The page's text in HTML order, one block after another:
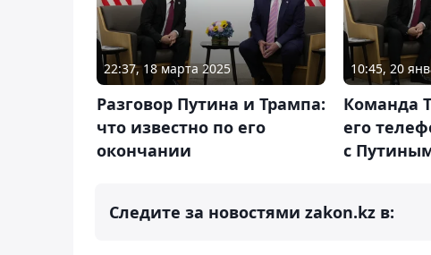
22:37, 18 марта 2025
Разговор Путина и Трампа:
что известно по его
окончании
10:45, 20
Команда
его
с
Следите за новостями zakon.kz в: